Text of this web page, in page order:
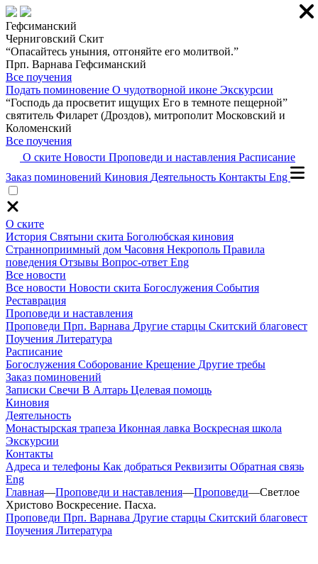
Гефсиманский
Черниговский Скит
“Опасайтесь уныния, отгоняйте его молитвой.”
Прп. Варнава Гефсиманский
Все поучения
Подать поминовение О чудотворной иконе Экскурсии
“Господь да просветит ищущих Его в темноте пещерной”
святитель Филарет (Дроздов), митрополит Московский и
Коломенский
Все поучения
О ските Новости Проповеди и наставления Расписание
Заказ поминовений Киновия Деятельность Контакты Eng
О ските
История Святыни скита Боголюбская киновия
Странноприимный дом Часовня Некрополь Правила
поведения Отзывы Вопрос-ответ Eng
Все новости
Все новости Новости скита Богослужения События
Реставрация
Проповеди и наставления
Проповеди Прп. Варнава Другие старцы Скитский благовест
Поучения Литература
Расписание
Богослужения Соборование Крещение Другие требы
Заказ поминовений
Записки Свечи В Алтарь Целевая помощь
Киновия
Деятельность
Монастырская трапеза Иконная лавка Воскресная школа
Экскурсии
Контакты
Адреса и телефоны Как добраться Реквизиты Обратная связь
Eng
Главная—Проповеди и наставления—Проповеди—Светлое
Христово Воскресение. Пасха.
Проповеди Прп. Варнава Другие старцы Скитский благовест
Поучения Литература